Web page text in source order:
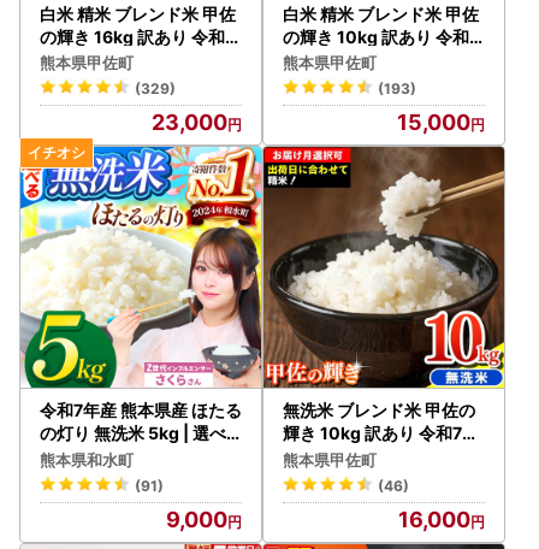
白米 精米 ブレンド米 甲佐
の輝き 16kg 訳あり 令和7
年産 【価格改定ZP】
熊本県甲佐町
(329)
23,000
白米 精米 ブレンド米 甲佐
の輝き 10kg 訳あり 令和7
年産【価格改定XO】
熊本県甲佐町
(193)
15,000
令和7年産 熊本県産 ほたる
の灯り 無洗米 5kg | 選べ
る 銘柄 ほたるの灯り 森の
くまさん 容量 5kg 10kg 1
5kg 20kg 25kg 30kg特A
小分け 訳あり 規格外
熊本県和水町
(91)
9,000
無洗米 ブレンド米 甲佐の
輝き 10kg 訳あり 令和7年
産 【価格改定ZL】
熊本県甲佐町
(46)
16,000